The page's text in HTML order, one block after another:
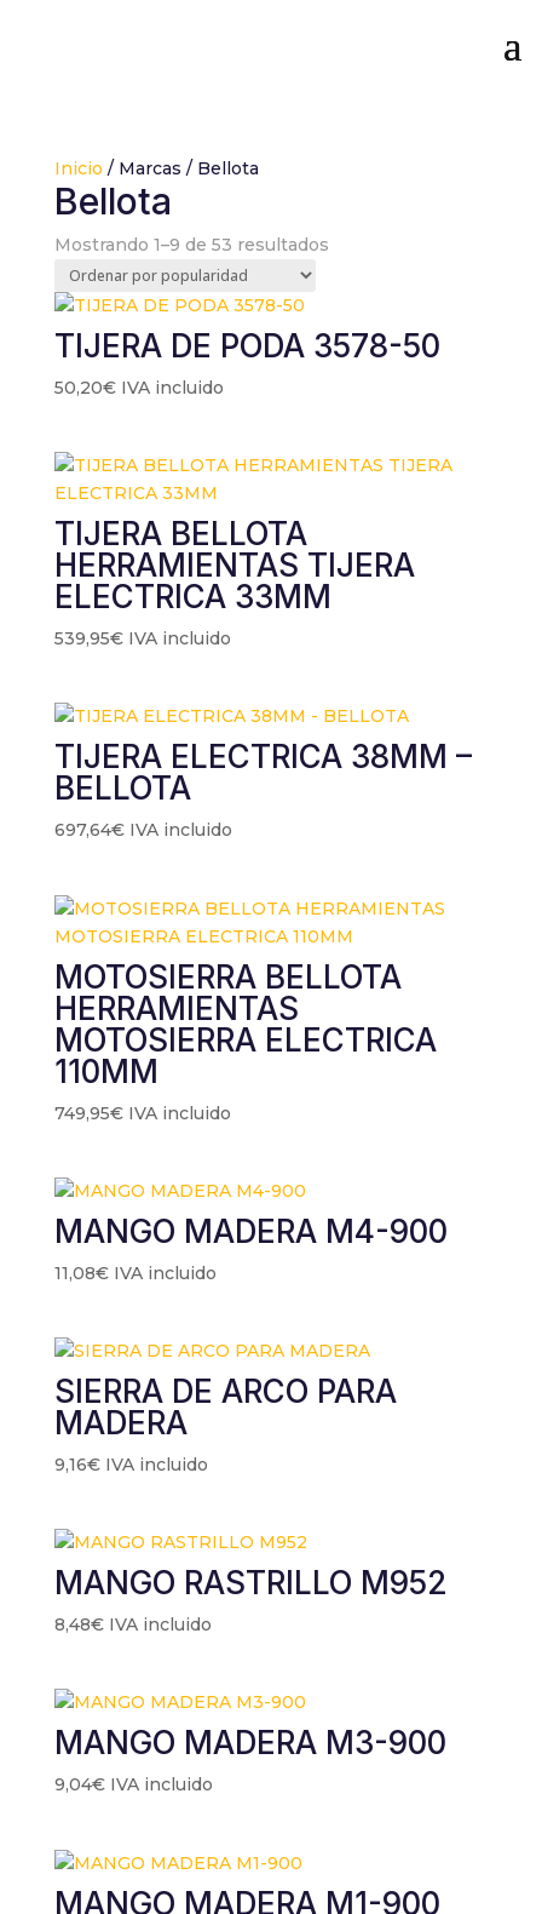
Inicio / Marcas / Bellota
Bellota
Mostrando 1–9 de 53 resultadosOrdenado
TIJERA DE PODA 3578-50
50,20€ IVA incluido
TIJERA BELLOTA
HERRAMIENTAS TIJERA
ELECTRICA 33MM
539,95€ IVA incluido
TIJERA ELECTRICA 38MM –
BELLOTA
697,64€ IVA incluido
MOTOSIERRA BELLOTA
HERRAMIENTAS
MOTOSIERRA ELECTRICA
110MM
749,95€ IVA incluido
MANGO MADERA M4-900
11,08€ IVA incluido
SIERRA DE ARCO PARA
MADERA
9,16€ IVA incluido
MANGO RASTRILLO M952
8,48€ IVA incluido
MANGO MADERA M3-900
9,04€ IVA incluido
MANGO MADERA M1-900